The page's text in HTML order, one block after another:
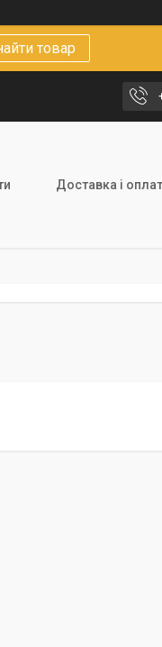
товар
Доставка і